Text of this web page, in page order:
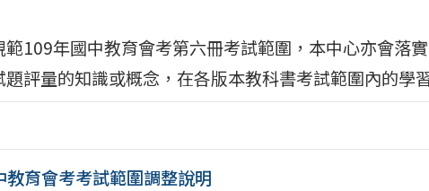
範109年國中教育會考第六冊考試範圍，本中心亦會落
評量的知識或概念，在各版本教科書考試範圍內的學
教育會考考試範圍調整說明